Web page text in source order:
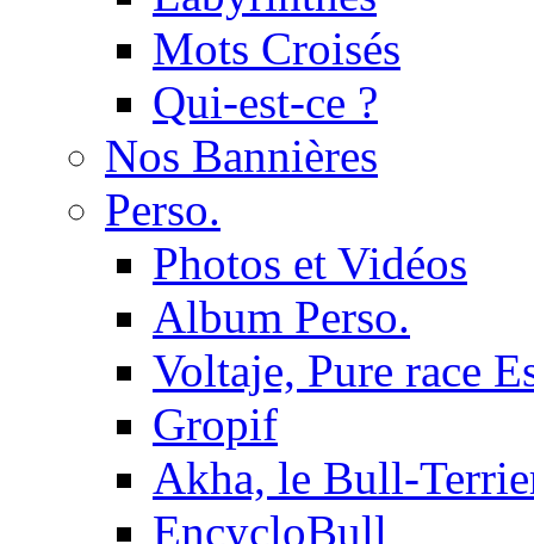
Mots Croisés
Qui-est-ce ?
Nos Bannières
Perso.
Photos et Vidéos
Album Perso.
Voltaje, Pure race
Gropif
Akha, le Bull-
EncycloBull